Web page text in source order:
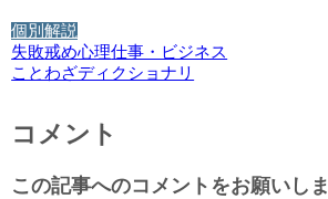
個別解説
失敗戒め心理仕事・ビジネス
ことわざディクショナリ
コメント
この記事へのコメントをお願いしま